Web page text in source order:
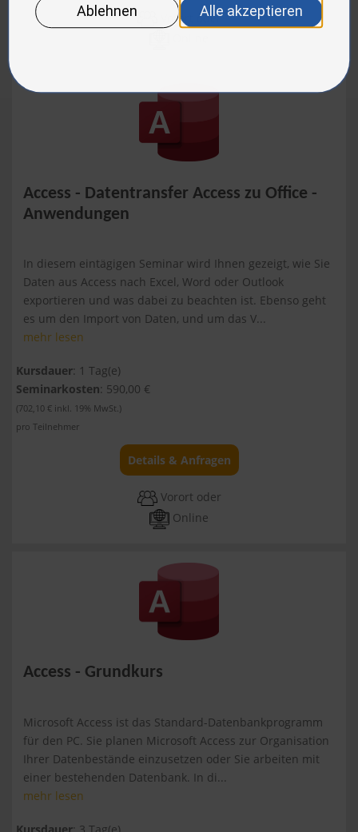
Vorort oder
Access - Datentransfer Access zu Office -
Anwendungen
In diesem eintägigen Seminar wird Ihnen gezeigt, wie Sie
Daten aus Access nach Excel, Word oder Outlook
exportieren und was dabei zu beachten ist. Ebenso geht
es um den Import von Daten, und um das V...
mehr lesen
Kursdauer: 1 Tag(e)
Seminarkosten: 590,00 €
(702,10 € inkl. 19% MwSt.)
pro Teilnehmer
Details & Anfragen
Vorort oder
Online
Access - Grundkurs
Microsoft Access ist das Standard-Datenbankprogramm
für den PC. Sie planen Microsoft Access zur Organisation
Ihrer Datenbestände einzusetzen oder Sie arbeiten mit
einer bestehenden Datenbank. In di...
mehr lesen
Kursdauer: 3 Tag(e)